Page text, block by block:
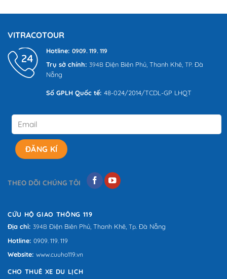
đánh
VITRACOTOUR
Hotline: 0909. 119. 119
Trụ sở chính: 394B Điện Biên Phủ, Thanh Khê, TP. Đà
Nẵng
Số GPLH Quốc tế: 48-024/2014/TCDL-GP LHQT
THEO DÕI CHÚNG TÔI
CỨU HỘ GIAO THÔNG 119
Địa chỉ: 394B Điện Biên Phủ, Thanh Khê, Tp. Đà Nẵng
Hotline: 0909. 119. 119
Website: www.cuuho119.vn
CHO THUÊ XE DU LỊCH